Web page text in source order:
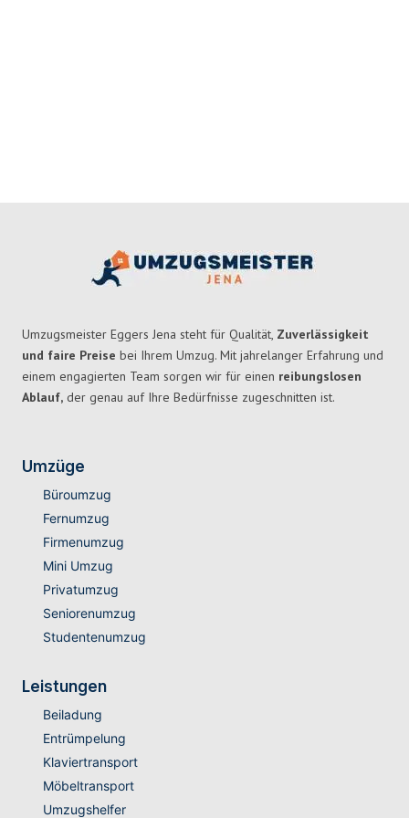
Umzugsmeister Eggers Jena steht für Qualität, Zuverlässigkeit
und faire Preise bei Ihrem Umzug. Mit jahrelanger Erfahrung und
einem engagierten Team sorgen wir für einen reibungslosen
Ablauf, der genau auf Ihre Bedürfnisse zugeschnitten ist.
Umzüge
Büroumzug
Fernumzug
Firmenumzug
Mini Umzug
Privatumzug
Seniorenumzug
Studentenumzug
Leistungen
Beiladung
Entrümpelung
Klaviertransport
Möbeltransport
Umzugshelfer